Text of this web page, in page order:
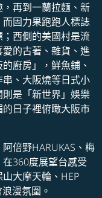
再到一蘭拉麵、新
固力果跑跑人標誌
西側的美國村是流
的古著、雜貨、進
廚房」，鮮魚鋪、
、大阪燒等日式小
是「新世界」娛樂
日子裡俯瞰大阪市
倍野HARUKAS、梅
360度展望台感受
大摩天輪、HEP
漫氛圍。